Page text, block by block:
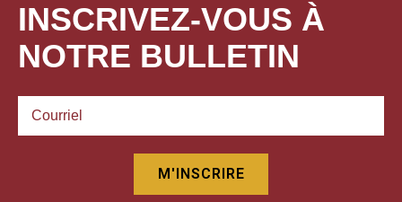
INSCRIVEZ-VOUS À
NOTRE BULLETIN